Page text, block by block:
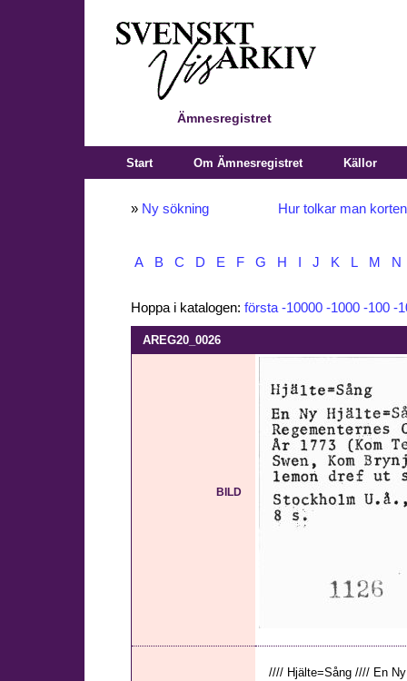
Ämnesregistret
Start Om Ämnesregistret Källor
» Ny sökning Hur tolkar man
A B C D E F G H J K L M N
Hoppa i katalogen: första -10000 -1000 -100 -
AREG20_0026
BILD
//// Hjälte=Sång //// En